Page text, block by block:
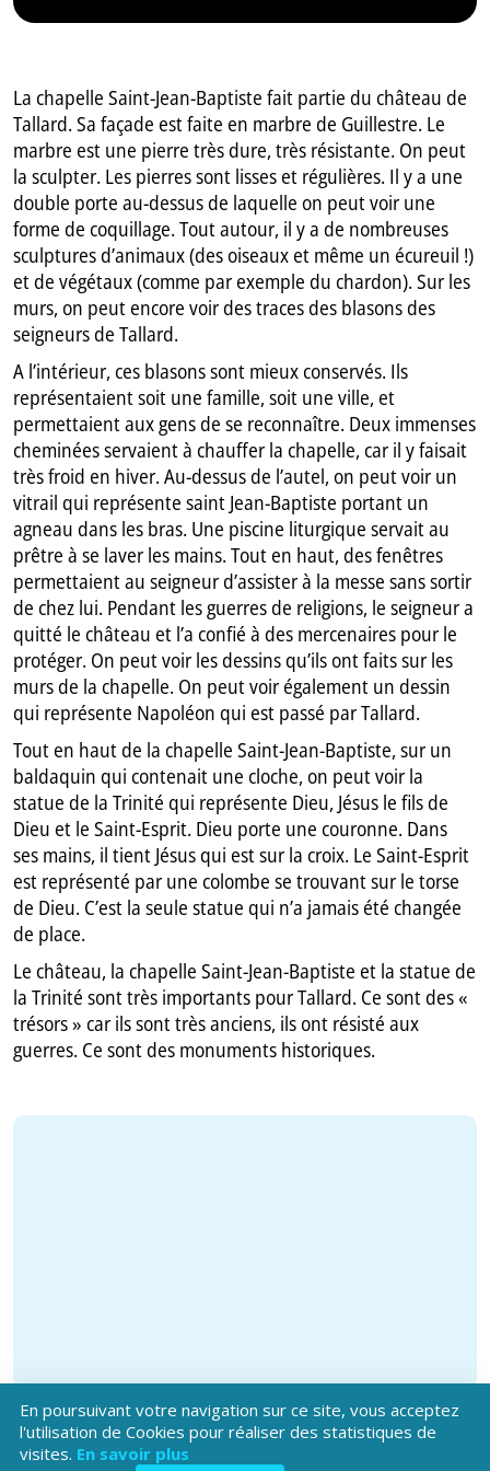
La chapelle Saint-Jean-Baptiste fait partie du château de
Tallard. Sa façade est faite en marbre de Guillestre. Le
marbre est une pierre très dure, très résistante. On peut
la sculpter. Les pierres sont lisses et régulières. Il y a une
double porte au-dessus de laquelle on peut voir une
forme de coquillage. Tout autour, il y a de nombreuses
sculptures d’animaux (des oiseaux et même un écureuil !)
et de végétaux (comme par exemple du chardon). Sur les
murs, on peut encore voir des traces des blasons des
seigneurs de Tallard.
A l’intérieur, ces blasons sont mieux conservés. Ils
représentaient soit une famille, soit une ville, et
permettaient aux gens de se reconnaître. Deux immenses
cheminées servaient à chauffer la chapelle, car il y faisait
très froid en hiver. Au-dessus de l’autel, on peut voir un
vitrail qui représente saint Jean-Baptiste portant un
agneau dans les bras. Une piscine liturgique servait au
prêtre à se laver les mains. Tout en haut, des fenêtres
permettaient au seigneur d’assister à la messe sans sortir
de chez lui. Pendant les guerres de religions, le seigneur a
quitté le château et l’a confié à des mercenaires pour le
protéger. On peut voir les dessins qu’ils ont faits sur les
murs de la chapelle. On peut voir également un dessin
qui représente Napoléon qui est passé par Tallard.
Tout en haut de la chapelle Saint-Jean-Baptiste, sur un
baldaquin qui contenait une cloche, on peut voir la
statue de la Trinité qui représente Dieu, Jésus le fils de
Dieu et le Saint-Esprit. Dieu porte une couronne. Dans
ses mains, il tient Jésus qui est sur la croix. Le Saint-Esprit
est représenté par une colombe se trouvant sur le torse
de Dieu. C’est la seule statue qui n’a jamais été changée
de place.
Le château, la chapelle Saint-Jean-Baptiste et la statue de
la Trinité sont très importants pour Tallard. Ce sont des «
trésors » car ils sont très anciens, ils ont résisté aux
guerres. Ce sont des monuments historiques.
En poursuivant votre navigation sur ce site, vous acceptez
l'utilisation de Cookies pour réaliser des statistiques de
visites. En savoir plus